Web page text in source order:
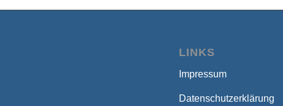
LINKS
Impressum
Datenschutzerklärung